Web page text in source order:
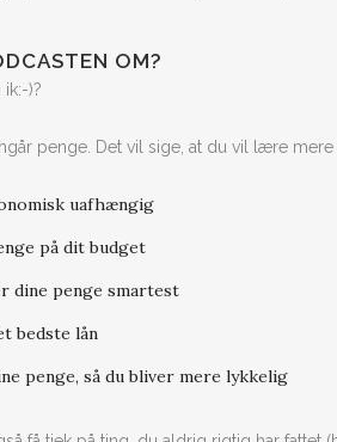
OM?
)?
penge. Det vil sige, at du vil lære
uafhængig
på dit budget
dine penge smartest
bedste lån
penge, så du bliver mere lykkelig